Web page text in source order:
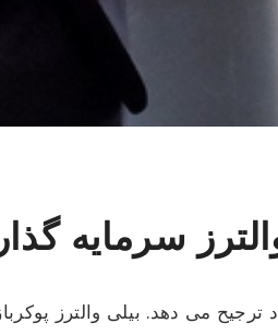
سرمایه
می دهد. بیلی والترز